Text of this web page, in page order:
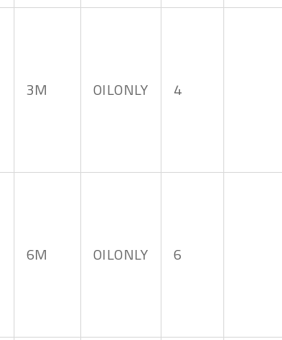
3M OILONLY 4
6M OILONLY 6